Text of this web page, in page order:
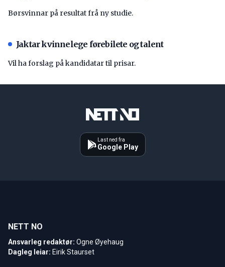
Børsvinnar på resultat frå ny studie.
Jaktar kvinnelege førebilete og talent
Vil ha forslag på kandidatar til prisar.
Last ned fra
Google Play
NETT NO
Ansvarleg redaktør: Ogne Øyehaug
Dagleg leiar: Eirik Staurset